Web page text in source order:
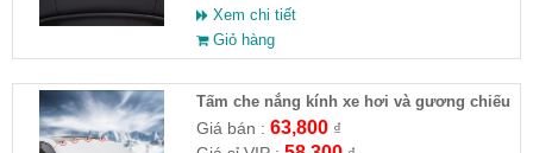
Xem chi tiết
Giỏ hàng
Tấm che nắng kính xe hơi và gương chiếu
hậu (Full VAT )
Giá bán : 63,800₫